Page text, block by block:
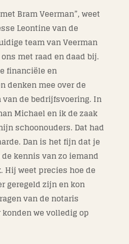
Bram Veerman”, weet
Leontine van de
team van Veerman
met raad en daad bij.
financiële en
denken mee over de
de bedrijfsvoering. In
Michael en ik de zaak
schoonouders. Dat had
Dan is het fijn dat je
kennis van zo iemand
Hij weet precies hoe de
geregeld zijn en kon
van de notaris
we volledig op